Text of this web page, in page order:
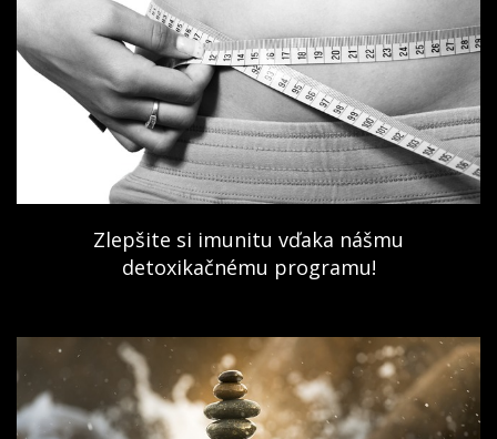
Zlepšite si imunitu vďaka nášmu
detoxikačnému programu!